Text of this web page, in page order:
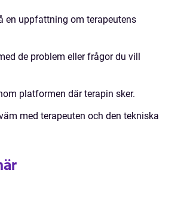
en uppfattning om terapeutens
de problem eller frågor du vill
platformen där terapin sker.
med terapeuten och den tekniska